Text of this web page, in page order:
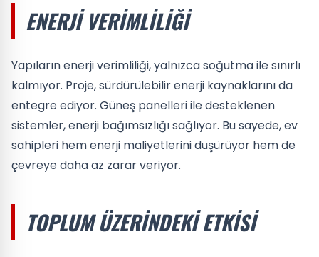
ENERJI VERIMLILIĞI
Yapıların enerji verimliliği, yalnızca soğutma ile sınırlı
kalmıyor. Proje, sürdürülebilir enerji kaynaklarını da
entegre ediyor. Güneş panelleri ile desteklenen
sistemler, enerji bağımsızlığı sağlıyor. Bu sayede, ev
sahipleri hem enerji maliyetlerini düşürüyor hem de
çevreye daha az zarar veriyor.
TOPLUM ÜZERINDEKI ETKISI